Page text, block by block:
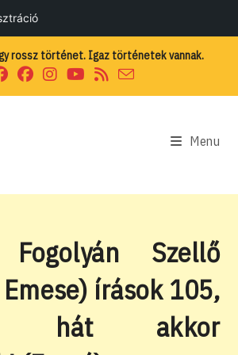
rossz történet. Igaz történetek vannak.
Menu
Fogolyán Szellő
írások 105,
hát akkor